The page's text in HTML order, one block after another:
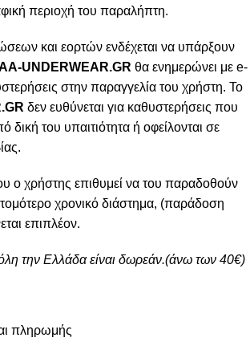
περιοχή του παραλήπτη.
και εορτών ενδέχεται να υπάρξουν
UNDERWEAR.GR θα ενημερώνει με e-
στην παραγγελία του χρήστη. Το
δεν ευθύνεται για καθυστερήσεις που
του υπαιτιότητα ή οφείλονται σε
ο χρήστης επιθυμεί να του παραδοθούν
χρονικό διάστημα, (παράδοση
επιπλέον.
την Ελλάδα είναι δωρεάν.(άνω των 40€)
πληρωμής